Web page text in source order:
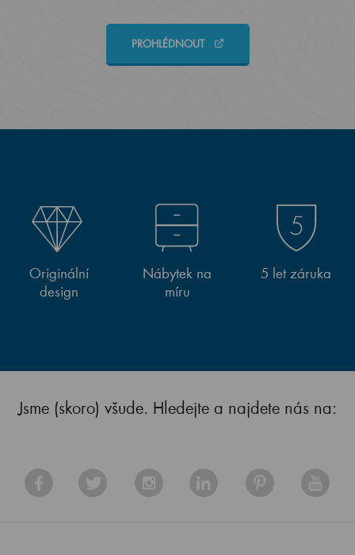
PROHLÉDNOUT
Originální
design
Nábytek na
míru
5 let záruka
Jsme (skoro) všude. Hledejte a najdete nás na: